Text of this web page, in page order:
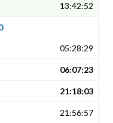
13:42:52
05:28:29
06:07:23
21:18:03
21:56:57